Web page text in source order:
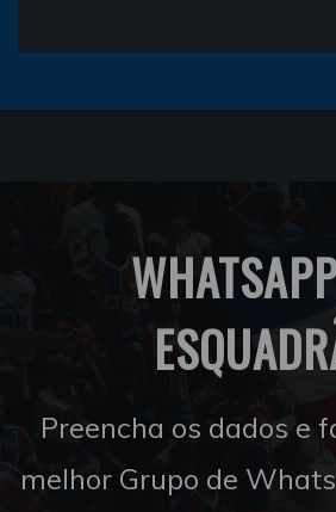
Preencha os dados e
melhor Grupo de